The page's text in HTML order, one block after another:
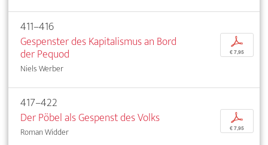
411–416
Gespenster des Kapitalismus an Bord
der Pequod
Niels Werber
p
€ 7,95
417–422
Der Pöbel als Gespenst des Volks
Roman Widder
p
€ 7,95